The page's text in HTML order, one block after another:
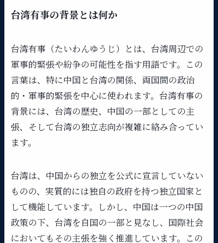
台湾有事の背景とは何か
台湾有事（たいわんゆうじ）とは、台湾周辺での
軍事的緊張や紛争の可能性を指す用語です。この
言葉は、特に中国と台湾の関係、両国間の政治
的・軍事的緊張を中心に使われます。台湾有事の
背景には、台湾の歴史、中国の一部としての主
張、そして台湾の独立志向が複雑に絡み合ってい
ます。
台湾は、中国からの独立を公式に宣言していない
ものの、実質的には独自の政府を持つ独立国家と
して機能しています。しかし、中国は一つの中国
政策の下、台湾を自国の一部と見なし、国際社会
においてもその主張を強く推進しています。この